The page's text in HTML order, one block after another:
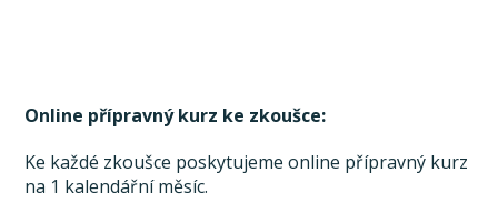
Online přípravný kurz ke zkoušce:
Ke každé zkoušce poskytujeme online přípravný kurz
na 1 kalendářní měsíc.